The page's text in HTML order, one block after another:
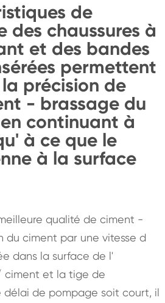
de
des chaussures à
et des bandes
permettent
précision de
- brassage du
continuant à
à ce que le
à la surface
qualité de ciment -
du ciment par une vitesse d
dans la surface de l'
ciment et la tige de
délai de pompage soit court, il